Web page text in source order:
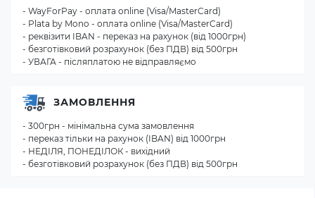
- WayForPay - оплата online (Visa/MasterCard)
- Plata by Mono - оплата online (Visa/MasterCard)
- реквізити IBAN - переказ на рахунок (від 1000грн)
- безготівковий розрахунок (без ПДВ) від 500грн
- УВАГА - післяплатою не відправляємо
ЗАМОВЛЕННЯ
- 300грн - мінімальна сума замовлення
- переказ тільки на рахунок (IBAN) від 1000грн
- НЕДІЛЯ, ПОНЕДІЛОК - вихідний
- безготівковий розрахунок (без ПДВ) від 500грн